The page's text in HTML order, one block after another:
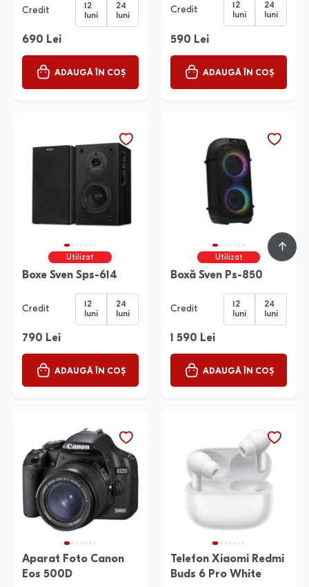
Credit
12
luni
24
luni
690 Lei
ADAUGĂ ÎN COȘ
Credit
12
luni
24
luni
590 Lei
ADAUGĂ ÎN COȘ
Utilizat
Boxe Sven Sps-614
Credit
12
luni
24
luni
790 Lei
ADAUGĂ ÎN COȘ
Utilizat
Boxă Sven Ps-850
Credit
12
luni
24
luni
1 590 Lei
ADAUGĂ ÎN COȘ
Aparat Foto Canon
Eos 500D
Telefon Xiaomi Redmi
Buds 6 Pro White